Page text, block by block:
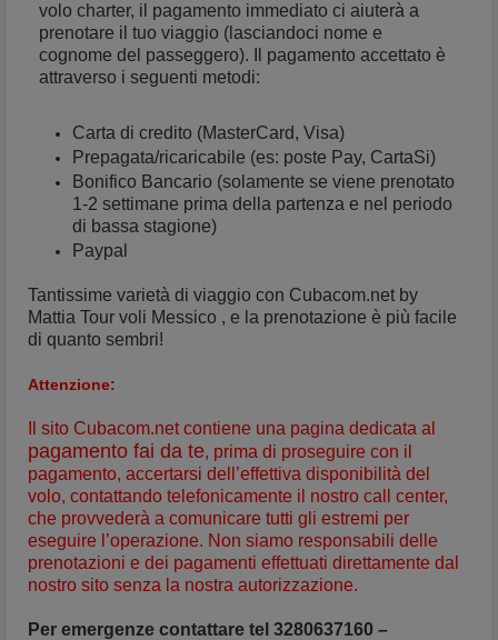
volo charter, il pagamento immediato ci aiuterà a
prenotare il tuo viaggio (lasciandoci nome e
cognome del passeggero). Il pagamento accettato è
attraverso i seguenti metodi:
Carta di credito (MasterCard, Visa)
Prepagata/ricaricabile (es: poste Pay, CartaSi)
Bonifico Bancario (solamente se viene prenotato
1-2 settimane prima della partenza e nel periodo
di bassa stagione)
Paypal
Tantissime varietà di viaggio con Cubacom.net by
Mattia Tour voli Messico , e la prenotazione è più facile
di quanto sembri!
Attenzione:
Il sito Cubacom.net contiene una pagina dedicata al
pagamento fai da te, prima di proseguire con il
pagamento, accertarsi dell’effettiva disponibilità del
volo, contattando telefonicamente il nostro call center,
che provvederà a comunicare tutti gli estremi per
eseguire l’operazione. Non siamo responsabili delle
prenotazioni e dei pagamenti effettuati direttamente dal
nostro sito senza la nostra autorizzazione.
Per emergenze contattare tel 3280637160 –